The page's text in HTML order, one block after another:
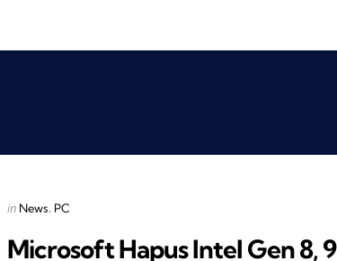
Categories
Posted
in News PC
Microsoft Hapus Intel Gen 8, 9